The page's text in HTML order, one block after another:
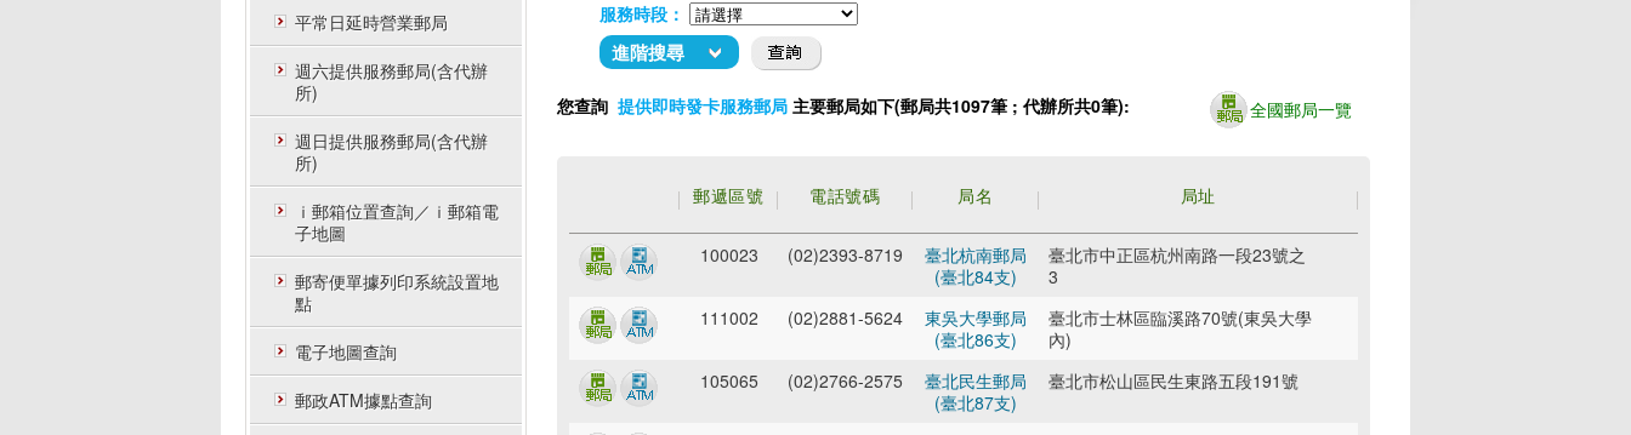
平常日延時營業郵局
週六提供服務郵局(含代辦
所)
週日提供服務郵局(含代辦
所)
ｉ郵箱位置查詢／ｉ郵箱電
子地圖
郵寄便單據列印系統設置地
點
電子地圖查詢
郵政ATM據點查詢
服務時段：
進階搜尋
您查詢 提供即時發卡服務郵局 主要郵局如下(郵局共1097筆 ; 代辦所共0筆): 全國郵局一覽
郵遞區號 電話號碼 局名 局址
100023 (02)2393-8719
臺北杭南郵局
(臺北84支)
臺北市中正區杭州南路一段23號之
3
111002
(02)2881-5624
東吳大學郵局
(臺北86支)
臺北市士林區臨溪路70號(東吳大學
內)
105065
(02)2766-2575
臺北民生郵局
(臺北87支)
臺北市松山區民生東路五段191號